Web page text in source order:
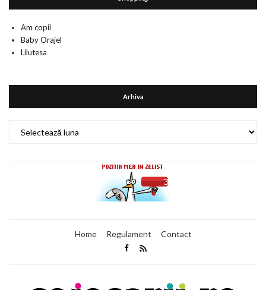
Am copil
Baby Orajel
Lilutesa
Arhiva
Home Regulament Contact